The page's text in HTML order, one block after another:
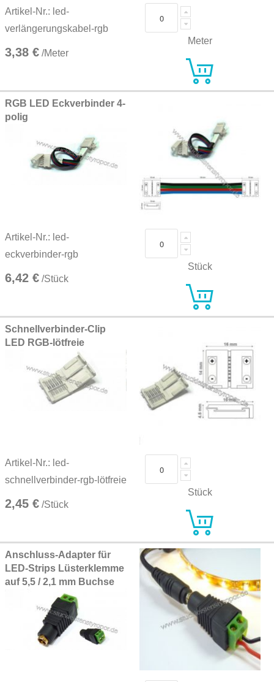
Artikel-Nr.: led-
verlängerungskabel-rgb
3,38 € /Meter
Meter
RGB LED Eckverbinder 4-
polig
Artikel-Nr.: led-
eckverbinder-rgb
6,42 € /Stück
Stück
Schnellverbinder-Clip
LED RGB-lötfreie
Artikel-Nr.: led-
schnellverbinder-rgb-lötfreie
2,45 € /Stück
Stück
Anschluss-Adapter für
LED-Strips Lüsterklemme
auf 5,5 / 2,1 mm Buchse